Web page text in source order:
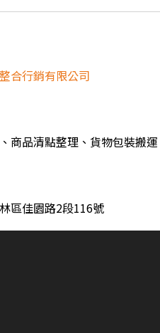
合行銷有限公司
商品清點整理、貨物包裝搬
區佳園路2段116號